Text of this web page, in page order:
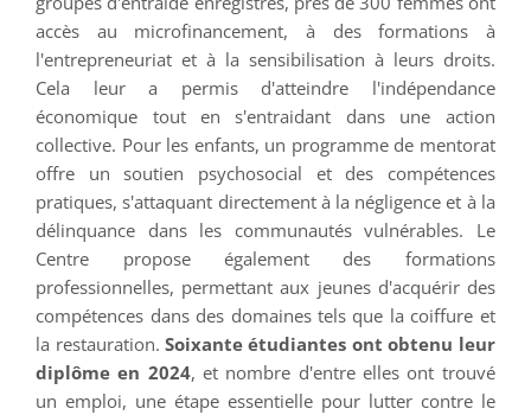
accès au microfinancement, à des formations à
l'entrepreneuriat et à la sensibilisation à leurs droits.
Cela leur a permis d'atteindre l'indépendance
économique tout en s'entraidant dans une action
collective. Pour les enfants, un programme de mentorat
offre un soutien psychosocial et des compétences
pratiques, s'attaquant directement à la négligence et à la
délinquance dans les communautés vulnérables. Le
Centre propose également des formations
professionnelles, permettant aux jeunes d'acquérir des
compétences dans des domaines tels que la coiffure et
la restauration.Soixante étudiantes ont obtenu leur
diplôme en 2024, et nombre d'entre elles ont trouvé
un emploi, une étape essentielle pour lutter contre le